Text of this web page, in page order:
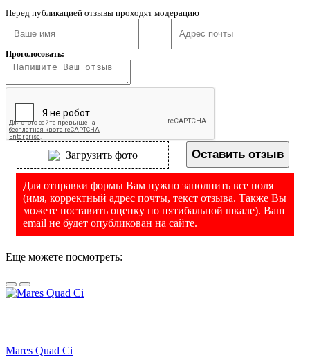
Перед публикацией отзывы проходят модерацию
Проголосовать:
Загрузить фото Оставить отзыв
Для отправки формы Вам нужно заполнить все поля
(имя, корректный адрес почты, текст отзыва. Также Вы
можете поставить оценку по пятибальной шкале). Ваш
email не будет опубликован на сайте.
Еще можете посмотреть:
Mares Quad Ci